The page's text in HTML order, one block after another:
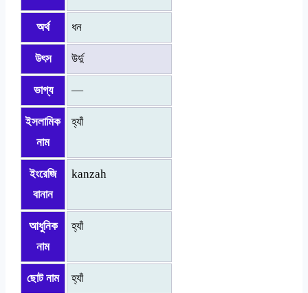
অর্থ ধন
উৎস উর্দু
ভাগ্য —
ইসলামিক
নাম
হ্যাঁ
ইংরেজি
বানান
kanzah
আধুনিক
নাম
হ্যাঁ
ছোট নাম হ্যাঁ